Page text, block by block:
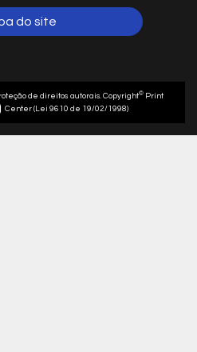
do site
de direitos autorais. Copyright© Print
Center (Lei 9610 de 19/02/1998)